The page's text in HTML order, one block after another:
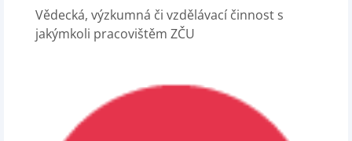
Vědecká, výzkumná či vzdělávací činnost s
jakýmkoli pracovištěm ZČU